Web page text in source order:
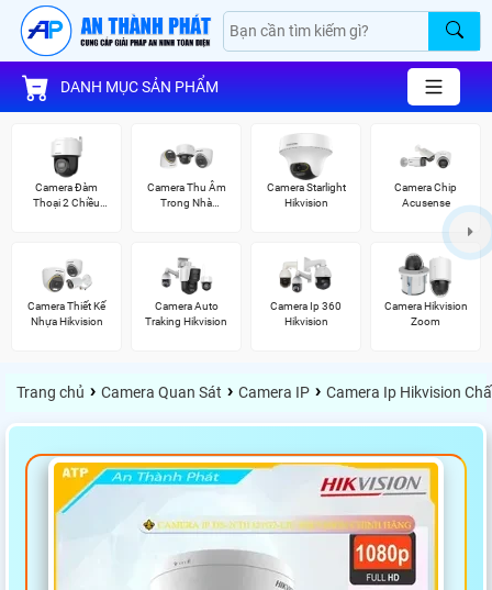
DANH MỤC SẢN PHẨM
Camera Đàm
Thoại 2 Chiều
Camera Thu Âm
Trong Nhà
Camera Starlight
Hikvision
Camera Chip
Acusense
Camera Thiết Kế
Nhựa Hikvision
Camera Auto
Traking Hikvision
Camera Ip 360
Hikvision
Camera Hikvision
Zoom
Trang chủ › Camera Quan Sát › Camera IP › Camera Ip Hikvision